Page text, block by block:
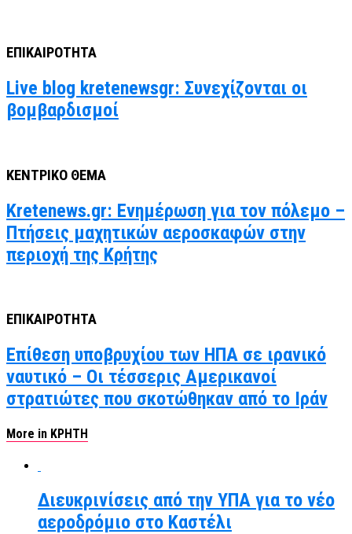
ΕΠΙΚΑΙΡΟΤΗΤΑ
Live blog kretenewsgr: Συνεχίζονται οι
βομβαρδισμοί
ΚΕΝΤΡΙΚΟ ΘΕΜΑ
Kretenews.gr: Ενημέρωση για τον πόλεμο –
Πτήσεις μαχητικών αεροσκαφών στην
περιοχή της Κρήτης
ΕΠΙΚΑΙΡΟΤΗΤΑ
Επίθεση υποβρυχίου των ΗΠΑ σε ιρανικό
ναυτικό – Οι τέσσερις Αμερικανοί
στρατιώτες που σκοτώθηκαν από το Ιράν
More in ΚΡΗΤΗ
Διευκρινίσεις από την ΥΠΑ για το νέο
αεροδρόμιο στο Καστέλι